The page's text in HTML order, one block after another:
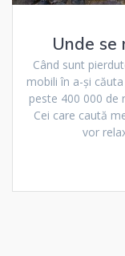
Unde se
Când sunt
mobili în a-și
peste 400 000 de
Cei care caută
vor